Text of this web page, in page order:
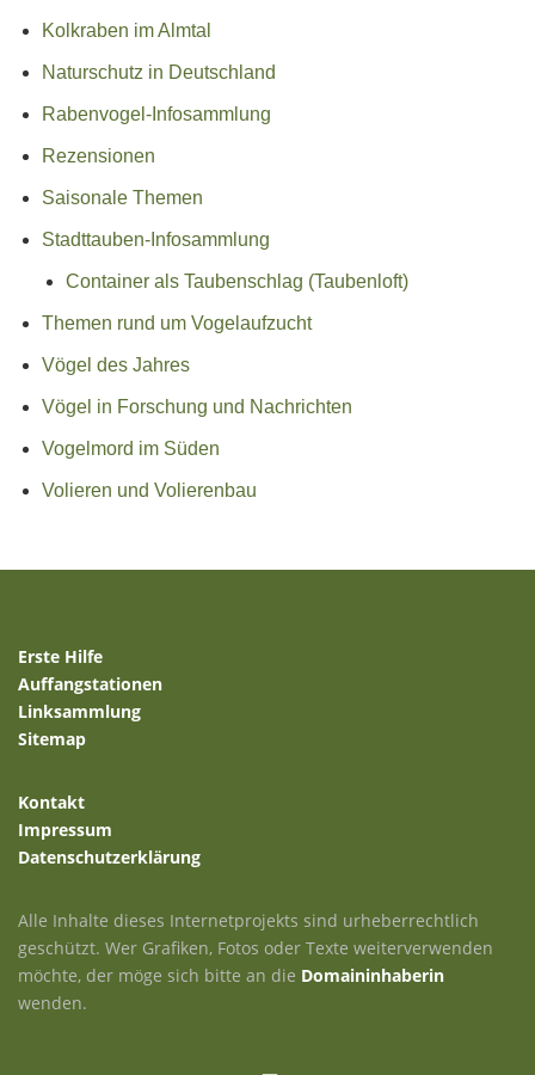
Kolkraben im Almtal
Naturschutz in Deutschland
Rabenvogel-Infosammlung
Rezensionen
Saisonale Themen
Stadttauben-Infosammlung
Container als Taubenschlag (Taubenloft)
Themen rund um Vogelaufzucht
Vögel des Jahres
Vögel in Forschung und Nachrichten
Vogelmord im Süden
Volieren und Volierenbau
Erste Hilfe
Auffangstationen
Linksammlung
Sitemap
Kontakt
Impressum
Datenschutzerklärung
Alle Inhalte dieses Internetprojekts sind urheberrechtlich
geschützt. Wer Grafiken, Fotos oder Texte weiterverwenden
möchte, der möge sich bitte an die Domaininhaberin
wenden.